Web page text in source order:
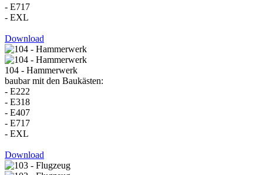
- E717
- EXL
Download
104 - Hammerwerk
baubar mit den Baukästen:
- E222
- E318
- E407
- E717
- EXL
Download